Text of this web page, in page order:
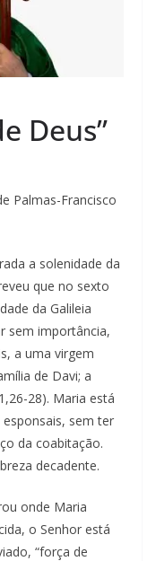
Deus”
Palmas-Francisco
a solenidade da
que no sexto
da Galileia
sem importância,
a uma virgem
de Davi; a
28). Maria está
sem ter
da coabitação.
decadente.
onde Maria
o Senhor está
“força de